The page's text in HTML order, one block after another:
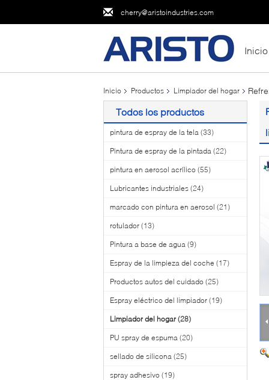
cherry@aristoindustries.com
Inicio
Inicio Productos Limpiador del hogar
Todos los productos
pintura de espray de la tela (33)
Pintura de espray de la pintada (22)
pintura en aerosol acrílico (55)
Lubricantes industriales (24)
marcado con pintura en aerosol (21)
rotulador (13)
Pintura a base de agua (9)
Espray de la limpieza del coche (17)
Productos autos del cuidado (25)
Espray eléctrico del limpiador (19)
Limpiador del hogar (28)
PU spray de espuma (20)
sellado de silicona (25)
spray adhesivo (19)